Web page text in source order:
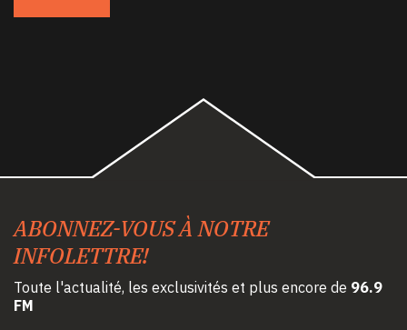
ABONNEZ-VOUS À NOTRE
INFOLETTRE!
Toute l'actualité, les exclusivités et plus encore de 96.9
FM